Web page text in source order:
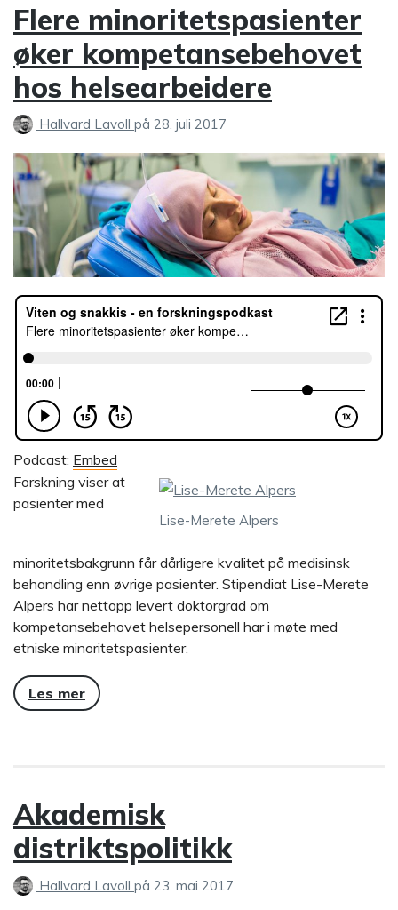
Flere minoritetspasienter
øker kompetansebehovet
hos helsearbeidere
Hallvard Lavoll på 28. juli 2017
Podcast: Embed
Lise-Merete Alpers
Forskning viser at
pasienter med
minoritetsbakgrunn får dårligere kvalitet på medisinsk
behandling enn øvrige pasienter. Stipendiat Lise-Merete
Alpers har nettopp levert doktorgrad om
kompetansebehovet helsepersonell har i møte med
etniske minoritetspasienter.
Les mer
Akademisk
distriktspolitikk
Hallvard Lavoll på 23. mai 2017